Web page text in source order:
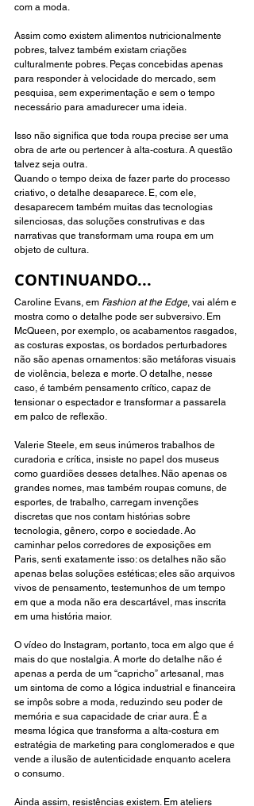
com a moda.
Assim como existem alimentos nutricionalmente
pobres, talvez também existam criações
culturalmente pobres. Peças concebidas apenas
para responder à velocidade do mercado, sem
pesquisa, sem experimentação e sem o tempo
necessário para amadurecer uma ideia.
Isso não significa que toda roupa precise ser uma
obra de arte ou pertencer à alta-costura. A questão
talvez seja outra.
Quando o tempo deixa de fazer parte do processo
criativo, o detalhe desaparece. E, com ele,
desaparecem também muitas das tecnologias
silenciosas, das soluções construtivas e das
narrativas que transformam uma roupa em um
objeto de cultura.
CONTINUANDO...
Caroline Evans, em Fashion at the Edge, vai além e
mostra como o detalhe pode ser subversivo. Em
McQueen, por exemplo, os acabamentos rasgados,
as costuras expostas, os bordados perturbadores
não são apenas ornamentos: são metáforas visuais
de violência, beleza e morte. O detalhe, nesse
caso, é também pensamento crítico, capaz de
tensionar o espectador e transformar a passarela
em palco de reflexão.
Valerie Steele, em seus inúmeros trabalhos de
curadoria e crítica, insiste no papel dos museus
como guardiões desses detalhes. Não apenas os
grandes nomes, mas também roupas comuns, de
esportes, de trabalho, carregam invenções
discretas que nos contam histórias sobre
tecnologia, gênero, corpo e sociedade. Ao
caminhar pelos corredores de exposições em
Paris, senti exatamente isso: os detalhes não são
apenas belas soluções estéticas; eles são arquivos
vivos de pensamento, testemunhos de um tempo
em que a moda não era descartável, mas inscrita
em uma história maior.
O vídeo do Instagram, portanto, toca em algo que é
mais do que nostalgia. A morte do detalhe não é
apenas a perda de um “capricho” artesanal, mas
um sintoma de como a lógica industrial e financeira
se impôs sobre a moda, reduzindo seu poder de
memória e sua capacidade de criar aura. É a
mesma lógica que transforma a alta-costura em
estratégia de marketing para conglomerados e que
vende a ilusão de autenticidade enquanto acelera
o consumo.
Ainda assim, resistências existem. Em ateliers